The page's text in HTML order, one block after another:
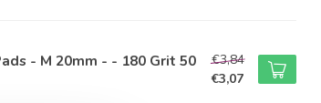
- M 20mm - - 180 Grit 50
€3,84
€3,07